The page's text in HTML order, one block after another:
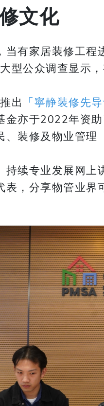
文化
有家居装修工
型公众调查显示
出 「寧静装修先导
金亦于2022年资
装修及物业管理
续专业发展网
，分享物管业界